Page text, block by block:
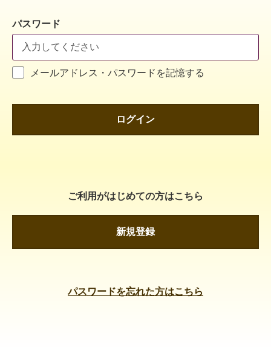
パスワード
メールアドレス・パスワードを記憶する
ログイン
ご利用がはじめての方はこちら
新規登録
パスワードを忘れた方はこちら